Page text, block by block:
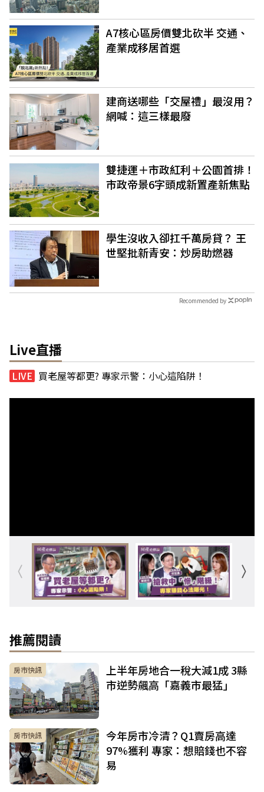
A7核心區房價雙北砍半 交通、
產業成移居首選
建商送哪些「交屋禮」最沒用？
網喊：這三樣最廢
雙捷運＋市政紅利＋公園首排！
市政帝景6字頭成新置產新焦點
學生沒收入卻扛千萬房貸？ 王
世堅批新青安：炒房助燃器
Recommended by
Live直播
買老屋等都更? 專家示警：小心這陷阱！
推薦閱讀
房市快訊
上半年房地合一稅大減1成 3縣
市逆勢飆高「嘉義市最猛」
房市快訊
今年房市冷清？Q1賣房高達
97%獲利 專家：想賠錢也不容
易